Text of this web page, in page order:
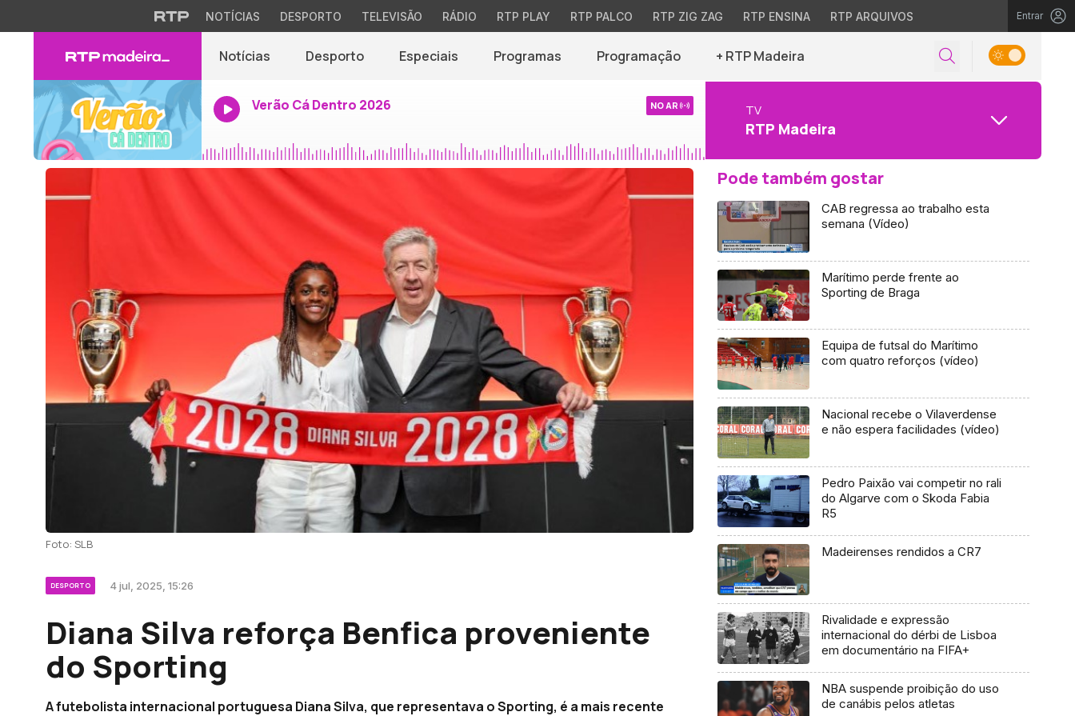
NOTÍCIAS DESPORTO TELEVISÃO RÁDIO RTP PLAY RTP PALCO RTP ZIG ZAG RTP ENSINA RTP ARQUIVOS Entrar
Notícias Desporto Especiais Programas Programação + RTP Madeira
Verão Cá Dentro 2026 NO AR TV
RTP Madeira
Foto: SLB
DESPORTO 4 jul, 2025, 15:26
Diana Silva reforça Benfica proveniente
do Sporting
A futebolista internacional portuguesa Diana Silva, que representava o Sporting, é a mais recente
Pode também gostar
CAB regressa ao trabalho esta
semana (Vídeo)
Marítimo perde frente ao
Sporting de Braga
Equipa de futsal do Marítimo
com quatro reforços (vídeo)
Nacional recebe o Vilaverdense
e não espera facilidades (vídeo)
Pedro Paixão vai competir no rali
do Algarve com o Skoda Fabia
R5
Madeirenses rendidos a CR7
Rivalidade e expressão
internacional do dérbi de Lisboa
em documentário na FIFA+
NBA suspende proibição do uso
de canábis pelos atletas